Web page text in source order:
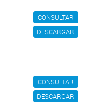
CONSULTAR
DESCARGAR
CONSULTAR
DESCARGAR